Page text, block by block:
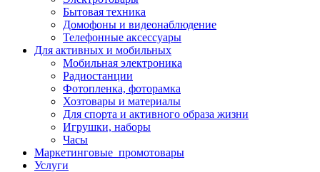
Бытовая техника
Домофоны и видеонаблюдение
Телефонные аксессуары
Для активных и мобильных
Мобильная электроника
Радиостанции
Фотопленка, фоторамка
Хозтовары и материалы
Для спорта и активного образа жизни
Игрушки, наборы
Часы
Маркетинговые_промотовары
Услуги